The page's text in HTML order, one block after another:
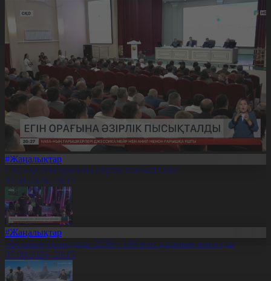
#Жаңалықтар
СҚО-да егін орағына әзірлік пысықталды
07.08.2026, 20:17
#Жаңалықтар
«Болашақ ойындары-2026»: 180 млн қаралым жиналды
07.08.2026, 20:15